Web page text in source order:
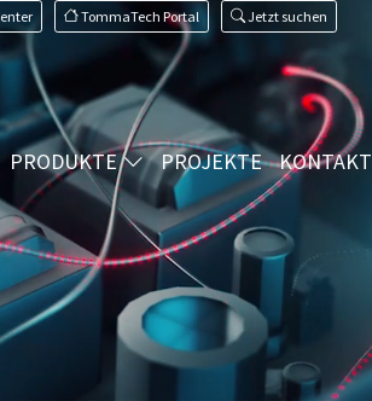
TommaTech Portal Jetzt suchen
PRODUKTE PROJEKTE KONTAKT